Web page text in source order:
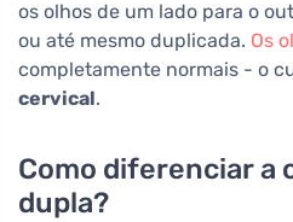
os olhos de um lado para o
ou até mesmo duplicada. Os
completamente normais - o
cervical.
Como diferenciar a
dupla?